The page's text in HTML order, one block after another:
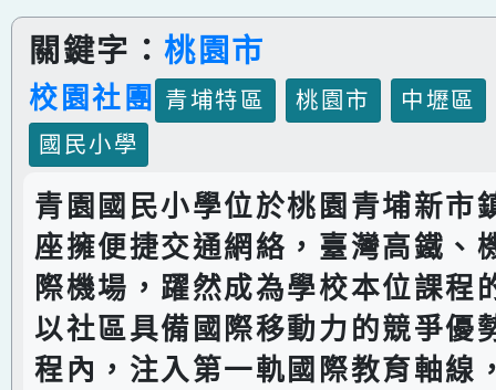
關鍵字：桃園市
校園社團 青埔特區 桃園市
中壢區
國民小學
青園國民小學位於桃園青埔新市
座擁便捷交通網絡，臺灣高鐵、
際機場，躍然成為學校本位課程
以社區具備國際移動力的競爭優
程內，注入第一軌國際教育軸線